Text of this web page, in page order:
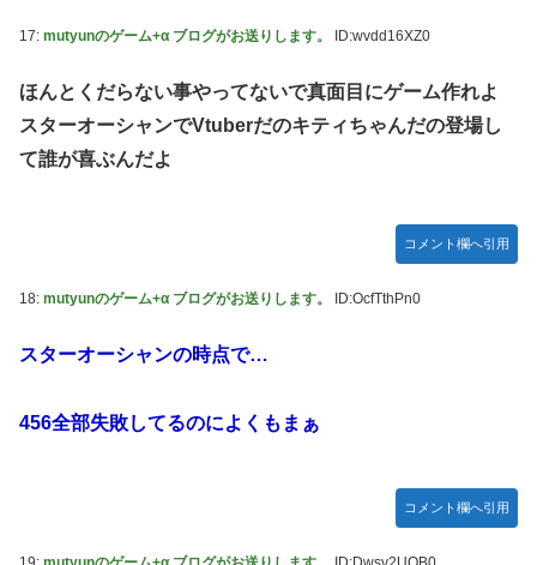
17: mutyunのゲーム+α ブログがお送りします。 ID:wvdd16XZ0
ほんとくだらない事やってないで真面目にゲーム作れよ
スターオーシャンでVtuberだのキティちゃんだの登場し
て誰が喜ぶんだよ
コメント欄へ引用
18: mutyunのゲーム+α ブログがお送りします。 ID:OcfTthPn0
スターオーシャンの時点で…
456全部失敗してるのによくもまぁ
コメント欄へ引用